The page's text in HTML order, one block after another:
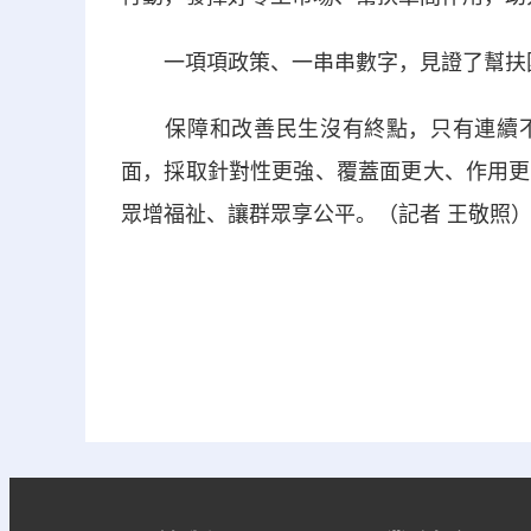
一項項政策、一串串數字，見證了幫扶
保障和改善民生沒有終點，只有連續
面，採取針對性更強、覆蓋面更大、作用
眾增福祉、讓群眾享公平。（記者 王敬照）